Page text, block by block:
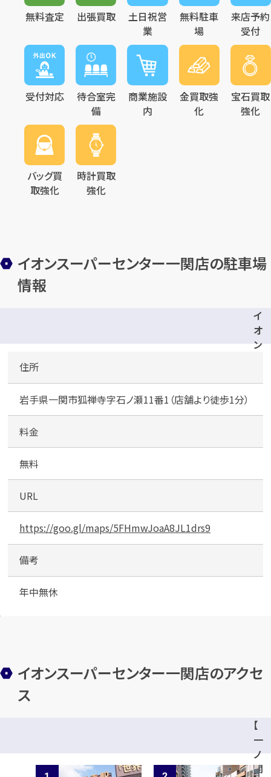
1
無料査定 出張買取
土日祝営
業
無料駐車
場
来店予約
受付
受付対応
待合室完
備
商業施設
内
金買取強
化
宝石買取
強化
バッグ買
取強化
時計買取
強化
イオンスーパーセンター一関店の駐車場
情報
イ
オ
ン
パ
セ
タ
駐
場
住所
岩手県一関市狐禅寺字石ノ瀬11番1（店舗より徒歩1分）
料金
無料
URL
https://goo.gl/maps/5FHmwJoaA8JL1drs9
備考
年中無休
イオンスーパーセンター一関店のアクセ
ス
【
一
ノ
関